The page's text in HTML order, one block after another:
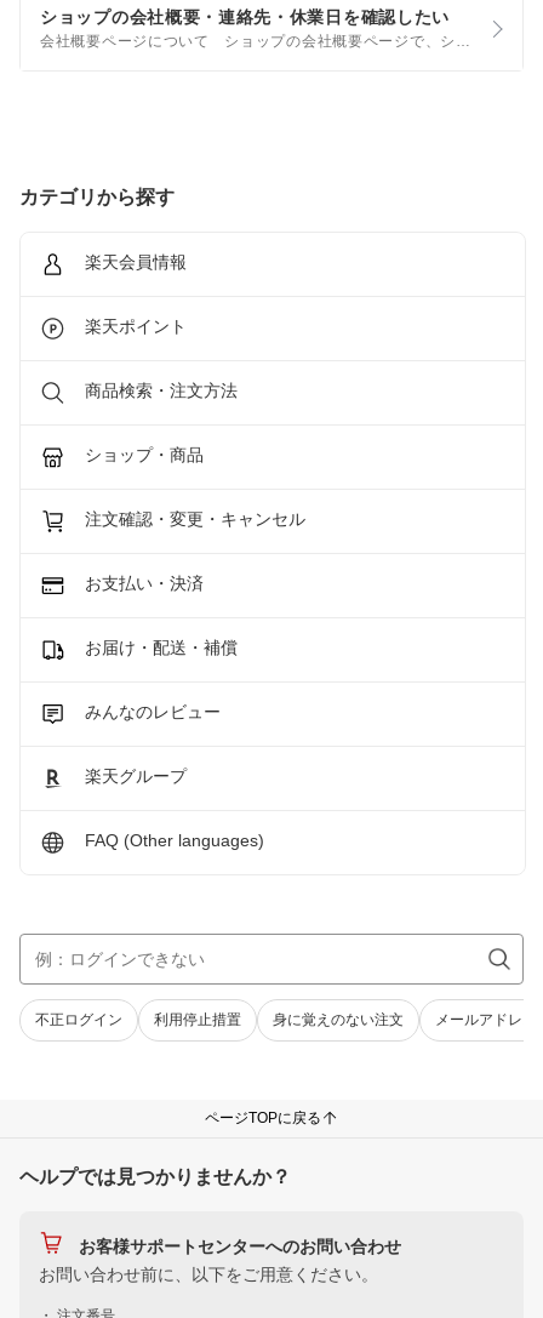
ショップの会社概要・連絡先・休業日を確認したい
会社概要ページについて ショップの会社概要ページで、ショップの連絡先・休業日・お支払い方法・配送方法などの、お買い物に必要な情報をご確認いただけます。また、購入後のキャンセル・交換・返品についてのルールもご確認いただけます。
カテゴリから探す
楽天会員情報
楽天ポイント
商品検索・注文方法
ショップ・商品
注文確認・変更・キャンセル
お支払い・決済
お届け・配送・補償
みんなのレビュー
楽天グループ
FAQ (Other languages)
不正ログイン 利用停止措置 身に覚えのない注文 メールアドレス
ページTOPに戻る
ヘルプでは見つかりませんか？
お客様サポートセンターへのお問い合わせ
お問い合わせ前に、以下をご用意ください。